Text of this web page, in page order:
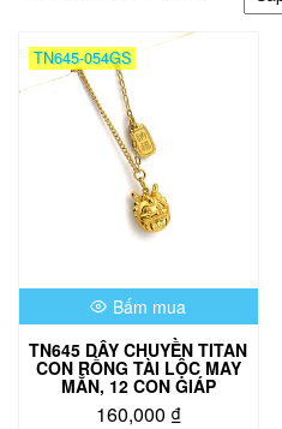
TN645-054GS
Bấm mua
TN645 DÂY CHUYỀN TITAN
CON RỒNG TÀI LỘC MAY
MẮN, 12 CON GIÁP
160,000 ₫